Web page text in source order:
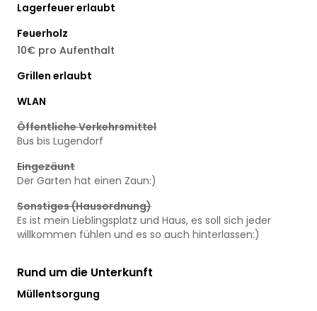
Lagerfeuer erlaubt
Feuerholz
10€ pro Aufenthalt
Grillen erlaubt
WLAN
Öffentliche Verkehrsmittel
Bus bis Lugendorf
Eingezäunt
Der Garten hat einen Zaun:)
Sonstiges (Hausordnung)
Es ist mein Lieblingsplatz und Haus, es soll sich jeder
willkommen fühlen und es so auch hinterlassen:)
Rund um die Unterkunft
Müllentsorgung